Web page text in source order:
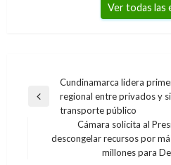
Ver todas las
Navegación
de
entradas
Entrada
Cundinamarca lidera
regional entre privados y
transporte público
Entrada
Cámara solicita al
descongelar recursos por
millones para